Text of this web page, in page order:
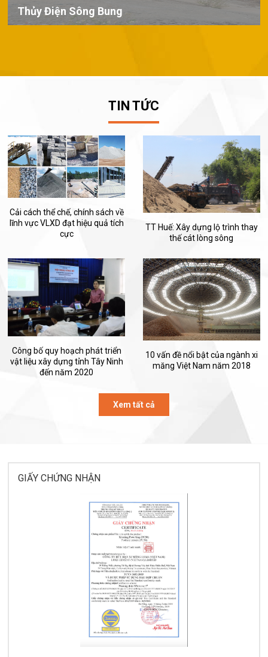
Thủy Điện Sông Bung
TIN TỨC
Cải cách thể chế, chính sách về
lĩnh vực VLXD đạt hiệu quả tích
cực
TT Huế: Xây dựng lộ trình thay
thế cát lòng sông
Công bố quy hoạch phát triển
vật liệu xây dựng tỉnh Tây Ninh
đến năm 2020
10 vấn đề nổi bật của ngành xi
măng Việt Nam năm 2018
Xem tất cả
GIẤY CHỨNG NHẬN